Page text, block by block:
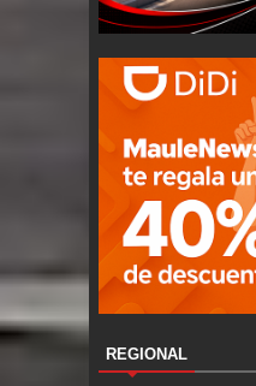
REGIONAL